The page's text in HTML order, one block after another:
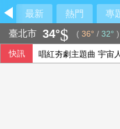
最新 熱門 專
臺北市 34° ( 36° / 32° )
快訊 唱紅夯劇主題曲 宇宙